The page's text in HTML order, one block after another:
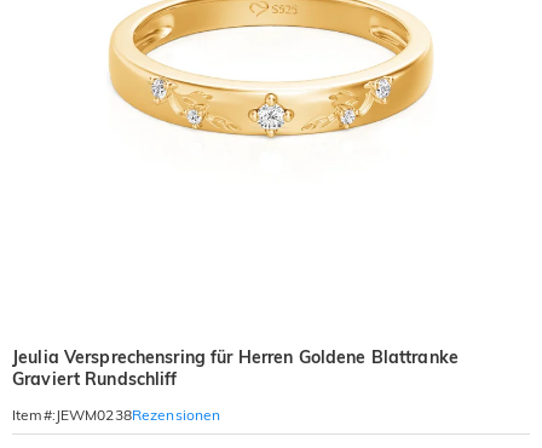
Jeulia Versprechensring für Herren Goldene Blattranke
Graviert Rundschliff
Item#: JEWM0238Rezensionen